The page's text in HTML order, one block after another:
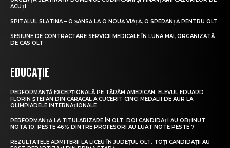
ACUȚI
SPITALUL SLATINA – O ȘANSĂ LA O NOUĂ VIAȚĂ, O SPERANȚĂ PENTRU OLT
SESIUNE DE CONTRACTARE SERVICII MEDICALE ÎN LUNA MAI, ORGANIZATĂ
DE CAS OLT
EDUCAȚIE
PERFORMANȚĂ EXCEPȚIONALĂ PE TĂRÂM AMERICAN. ELEVUL EDUARD
FLORIN ȘTEFAN DIN CARACAL A CUCERIT CINCI MEDALII DE AUR LA
OLIMPIADELE INTERNAȚIONALE
PERFORMANȚĂ LA TITULARIZARE ÎN OLT: DOI CANDIDAȚI AU OBȚINUT
NOTA 10. PESTE 46% DINTRE PROFESORI AU LUAT NOTE PESTE 7
REZULTATELE ADMITERII LA LICEU ÎN JUDEȚUL OLT. TOȚI CANDIDAȚII AU